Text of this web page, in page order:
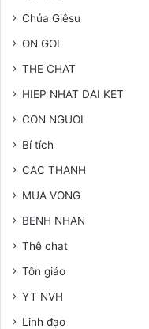
Chúa Giêsu
ON GOI
THE CHAT
HIEP NHAT DAI KET
CON NGUOI
Bí tích
CAC THANH
MUA VONG
BENH NHAN
Thê chat
Tôn giáo
YT NVH
Linh đạo